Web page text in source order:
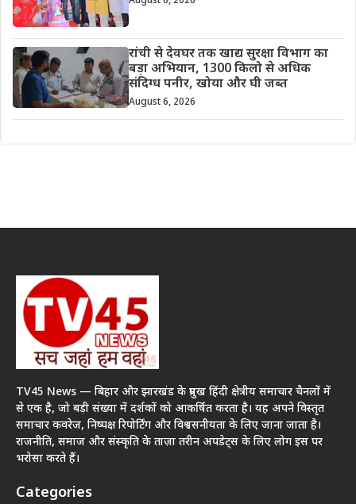
रांची से देवघर तक खाद्य सुरक्षा विभाग का
बड़ा अभियान, 1300 किलो से अधिक
संदिग्ध पनीर, खोया और घी जब्त
August 6, 2026
TV45 News — बिहार और झारखंड के प्रमुख हिंदी क्षेत्रीय समाचार चैनलों में
से एक है, जो बड़ी संख्या में दर्शकों को आकर्षित करता है। यह अपने विस्तृत
समाचार कवरेज, निष्पक्ष रिपोर्टिंग और विश्वसनीयता के लिए जाना जाता है।
राजनीति, समाज और संस्कृति के ताज़ा तरीन अपडेट्स के लिए लोग इस पर
भरोसा करते हैं।
Categories